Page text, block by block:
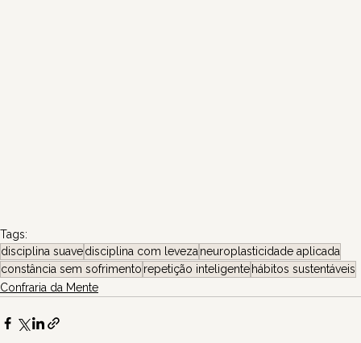
Tags:
disciplina suavedisciplina com leveza neuroplasticidade aplicada
constância sem sofrimento repetição inteligentehábitos sustentáveis
Confraria da Mente